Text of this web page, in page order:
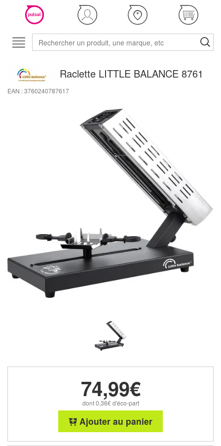
Raclette LITTLE BALANCE 8761
EAN : 3760240787617
74,99€
dont 0,36€ d'éco-part
Ajouter au panier